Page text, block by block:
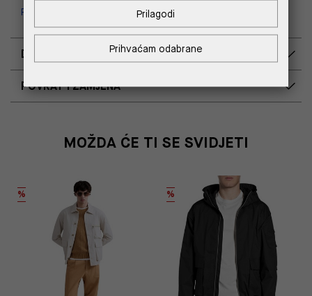
Replay Outlet Store, Split
DOSTAVA
POVRAT I ZAMJENA
MOŽDA ĆE TI SE SVIDJETI
% %
Prihvaćam odabrane
Prilagodi